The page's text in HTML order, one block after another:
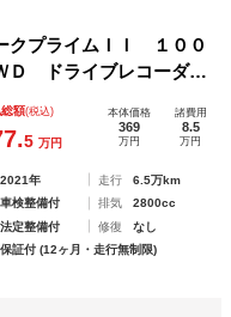
プライムＩＩ １００
Ｄ ドライブレコーダ
ＥＳＣ 盗難防止シス
ントリー パワステ Ｅ
額(税込)
5 万円
本体価格
369
万円
諸費用
8.5
万円
2021年 走行
6.5万km
車検整備付 排気
2800cc
法定整備付 修復
なし
保証付 (12ヶ月・走行無制限)